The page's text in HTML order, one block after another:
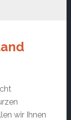
wir Ihnen